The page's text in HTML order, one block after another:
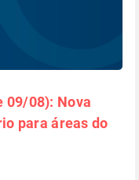
09/08): Nova
para áreas do